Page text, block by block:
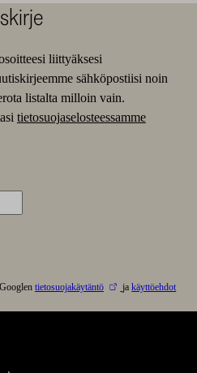
liittyäksesi
sähköpostiisi noin
listalta milloin vain.
tietosuojaselosteessamme
tietosuojakäytäntö jakäyttöehdot